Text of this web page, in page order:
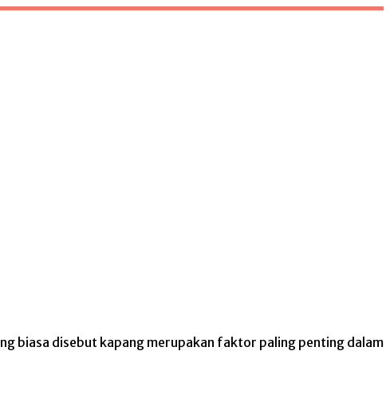
biasa disebut kapang merupakan faktor paling penting dalam